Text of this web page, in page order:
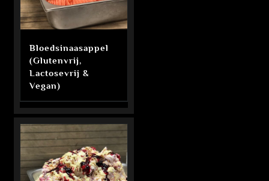
Bloedsinaasappel
(Glutenvrij,
Lactosevrij &
Vegan)